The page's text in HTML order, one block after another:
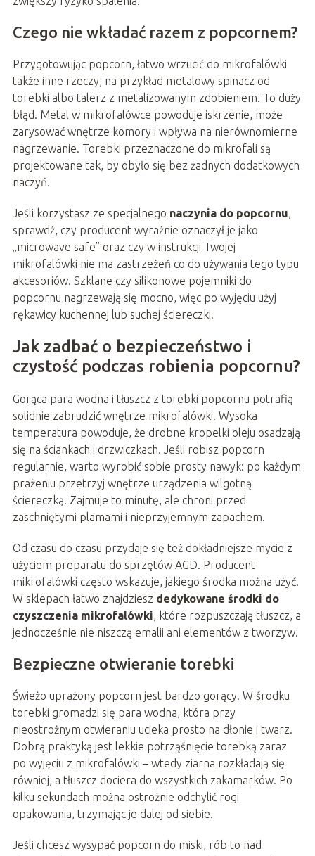
Czego nie wkładać razem z popcornem?
Przygotowując popcorn, łatwo wrzucić do mikrofalówki
także inne rzeczy, na przykład metalowy spinacz od
torebki albo talerz z metalizowanym zdobieniem. To duży
błąd. Metal w mikrofalówce powoduje iskrzenie, może
zarysować wnętrze komory i wpływa na nierównomierne
nagrzewanie. Torebki przeznaczone do mikrofali są
projektowane tak, by obyło się bez żadnych dodatkowych
naczyń.
Jeśli korzystasz ze specjalnego naczynia do popcornu,
sprawdź, czy producent wyraźnie oznaczył je jako
„microwave safe” oraz czy w instrukcji Twojej
mikrofalówki nie ma zastrzeżeń co do używania tego typu
akcesoriów. Szklane czy silikonowe pojemniki do
popcornu nagrzewają się mocno, więc po wyjęciu użyj
rękawicy kuchennej lub suchej ściereczki.
Jak zadbać o bezpieczeństwo i
czystość podczas robienia popcornu?
Gorąca para wodna i tłuszcz z torebki popcornu potrafią
solidnie zabrudzić wnętrze mikrofalówki. Wysoka
temperatura powoduje, że drobne kropelki oleju osadzają
się na ściankach i drzwiczkach. Jeśli robisz popcorn
regularnie, warto wyrobić sobie prosty nawyk: po każdym
prażeniu przetrzyj wnętrze urządzenia wilgotną
ściereczką. Zajmuje to minutę, ale chroni przed
zaschniętymi plamami i nieprzyjemnym zapachem.
Od czasu do czasu przydaje się też dokładniejsze mycie z
użyciem preparatu do sprzętów AGD. Producent
mikrofalówki często wskazuje, jakiego środka można użyć.
W sklepach łatwo znajdziesz dedykowane środki do
czyszczenia mikrofalówki, które rozpuszczają tłuszcz, a
jednocześnie nie niszczą emalii ani elementów z tworzyw.
Bezpieczne otwieranie torebki
Świeżo uprażony popcorn jest bardzo gorący. W środku
torebki gromadzi się para wodna, która przy
nieostrożnym otwieraniu ucieka prosto na dłonie i twarz.
Dobrą praktyką jest lekkie potrząśnięcie torebką zaraz
po wyjęciu z mikrofalówki – wtedy ziarna rozkładają się
równiej, a tłuszcz dociera do wszystkich zakamarków. Po
kilku sekundach można ostrożnie odchylić rogi
opakowania, trzymając je dalej od siebie.
Jeśli chcesz wysypać popcorn do miski, rób to nad